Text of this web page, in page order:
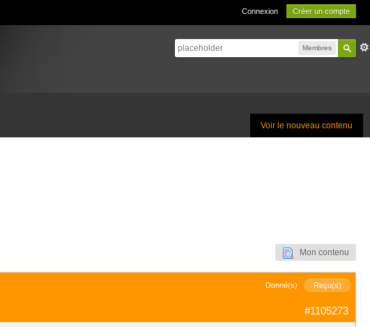
Connexion Créer un compte
Membres
Voir le nouveau contenu
Mon contenu
Donné(s) Reçu(s)
#1105273